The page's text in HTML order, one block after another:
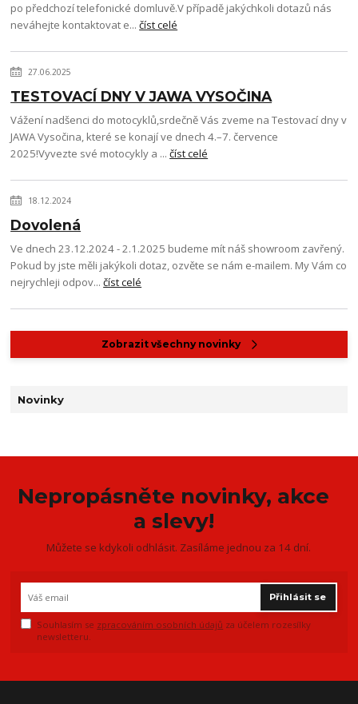
po předchozí telefonické domluvě.V případě jakýchkoli dotazů nás
neváhejte kontaktovat e...číst celé
27.06.2025
TESTOVACÍ DNY V JAWA VYSOČINA
Vážení nadšenci do motocyklů,srdečně Vás zveme na Testovací dny v
JAWA Vysočina, které se konají ve dnech 4.–7. července
2025!Vyvezte své motocykly a ...číst celé
18.12.2024
Dovolená
Ve dnech 23.12.2024 - 2.1.2025 budeme mít náš showroom zavřený.
Pokud by jste měli jakýkoli dotaz, ozvěte se nám e-mailem. My Vám co
nejrychleji odpov...číst celé
Zobrazit všechny novinky
Novinky
Nepropásněte novinky, akce
a slevy!
Můžete se kdykoli odhlásit. Zasíláme jednou za 14 dní.
Přihlásit se
Souhlasím se zpracováním osobních údajů za účelem rozesílky
newsletteru.